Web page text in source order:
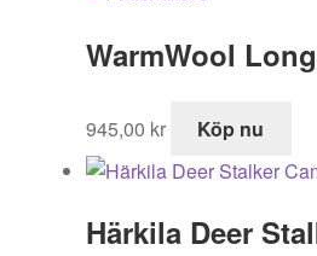
WarmWool
945,00 kr Köp nu
Härkila Deer